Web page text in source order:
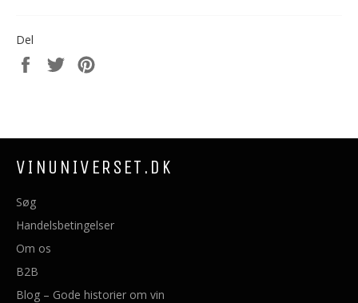
Del
Del
på
Del
VINUNIVERSET.DK
Søg
Handelsbetingelser
Om os
B2B
Blog – Gode historier om vin